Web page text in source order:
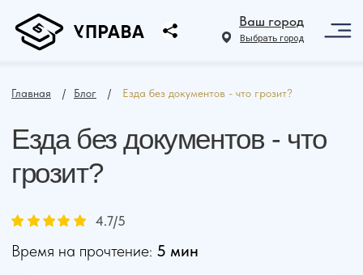
Выбрать город
Езда без документов - что
Время на прочтение: